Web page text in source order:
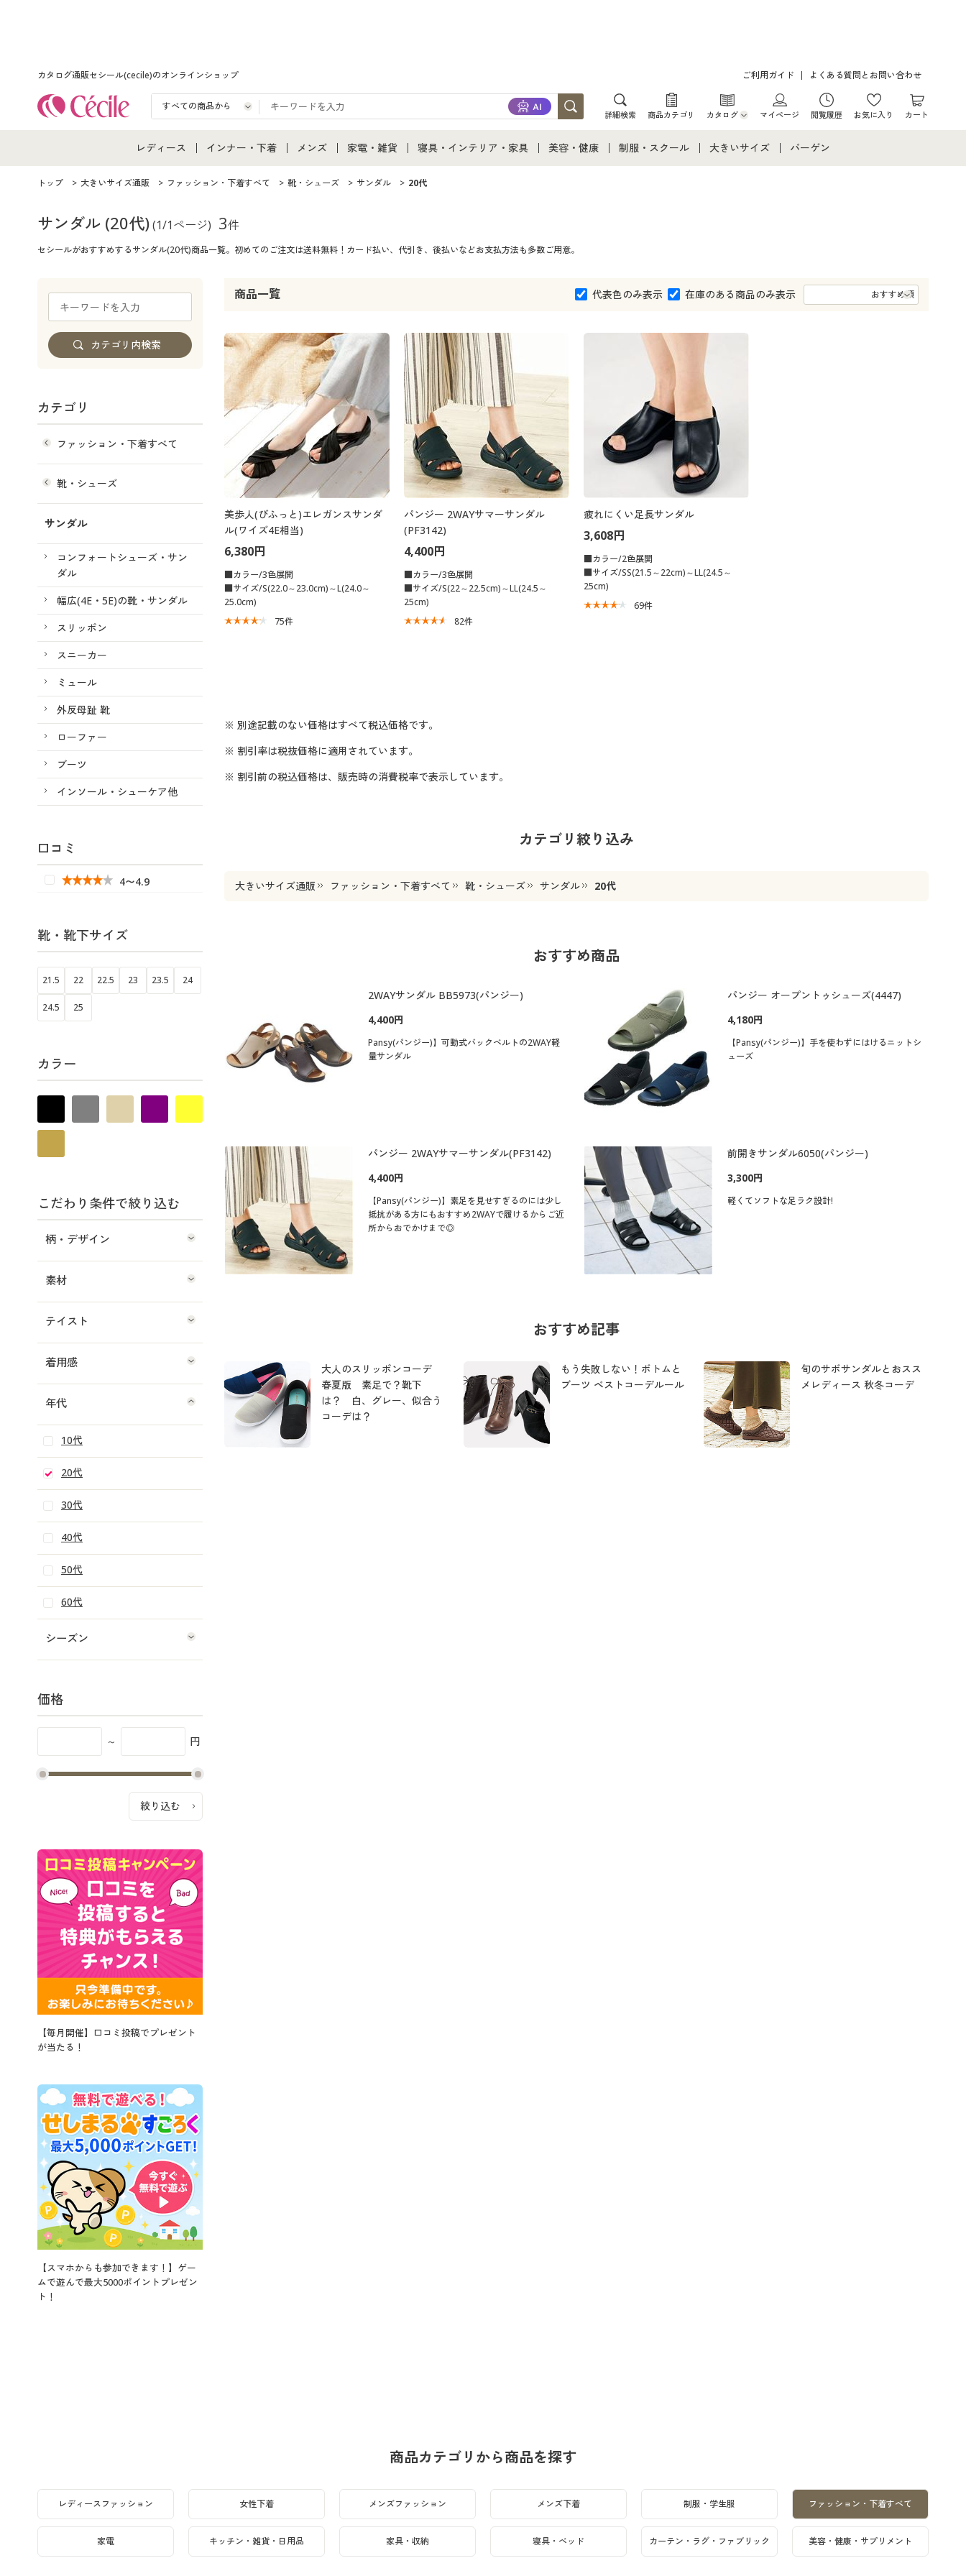
カタログ通販セシール(cecile)のオンラインショップ ご利用ガイド よくある質問とお問い合わせ
詳細検索 商品カテゴリ カタログ
カタログ・チラシからのご注文
マイページ 閲覧履歴 お気に入り カート
レディース
レディース通販すべて
レディースファッション
女性下着
インナー・下着
インナー・下着通販すべて
女性下着
メンズ下着
ジュニア・ティーンズ下着
メンズ
メンズ通販すべて
メンズ下着
家電・雑貨
家電・雑貨すべて
キッチン・雑貨・日用品
寝具・インテリア・家具
寝具・インテリア・家具通販すべて
寝具・ベッド
美容・健康 制服・スクール 大きいサイズ
大きいサイズ メンズ
バーゲン
トップ 大きいサイズ通販 ファッション・下着すべて 靴・シューズ サンダル 20代
サンダル (20代)(1/1ページ) 3件
セシールがおすすめするサンダル(20代)商品一覧。初めてのご注文は送料無料！カード払い、代引き、後払いなどお支払方法も多数ご用意。
商品一覧 代表色のみ表示 在庫のある商品のみ表示
美歩人(びふっと)エレガンスサンダ
ル(ワイズ4E相当)
6,380円
■カラー/3色展開
■サイズ/S(22.0～23.0cm)～L(24.0～
25.0cm)
75件
パンジー 2WAYサマーサンダル
(PF3142)
4,400円
■カラー/3色展開
■サイズ/S(22～22.5cm)～LL(24.5～
25cm)
82件
疲れにくい足長サンダル
3,608円
■カラー/2色展開
■サイズ/SS(21.5～22cm)～LL(24.5～
25cm)
69件
※ 別途記載のない価格はすべて税込価格です。
※ 割引率は税抜価格に適用されています。
※ 割引前の税込価格は、販売時の消費税率で表示しています。
カテゴリ絞り込み
大きいサイズ通販 ファッション・下着すべて 靴・シューズ サンダル 20代
おすすめ商品
2WAYサンダル BB5973(パンジー)
4,400円
Pansy(パンジー)】可動式バックベルトの2WAY軽
量サンダル
パンジー オープントゥシューズ(4447)
4,180円
【Pansy(パンジー)】手を使わずにはけるニットシ
ューズ
パンジー 2WAYサマーサンダル(PF3142)
4,400円
【Pansy(パンジー)】素足を見せすぎるのには少し
抵抗がある方にもおすすめ2WAYで履けるからご近
所からおでかけまで◎
前開きサンダル6050(パンジー)
3,300円
軽くてソフトな足ラク設計!
おすすめ記事
大人のスリッポンコーデ
春夏版 素足で？靴下
は？ 白、グレー、似合う
コーデは？
もう失敗しない！ボトムと
ブーツ ベストコーデルール
旬のサボサンダルとおスス
メレディース 秋冬コーデ
カテゴリ
ファッション・下着すべて
靴・シューズ
サンダル
コンフォートシューズ・サン
ダル
幅広(4E・5E)の靴・サンダル
スリッポン
スニーカー
ミュール
外反母趾 靴
ローファー
ブーツ
インソール・シューケア他
口コミ
4〜4.9
靴・靴下サイズ
21.5 22 22.5 23 23.5 24
24.5 25
カラー
こだわり条件で絞り込む
柄・デザイン
素材
テイスト
着用感
年代
10代
20代
30代
40代
50代
60代
シーズン
価格
～ 円
【毎月開催】口コミ投稿でプレゼント
が当たる！
【スマホからも参加できます！】ゲー
ムで遊んで最大5000ポイントプレゼン
ト！
商品カテゴリから商品を探す
レディースファッション 女性下着 メンズファッション メンズ下着 制服・学生服 ファッション・下着すべて
家電 キッチン・雑貨・日用品 家具・収納 寝具・ベッド カーテン・ラグ・ファブリック 美容・健康・サプリメント